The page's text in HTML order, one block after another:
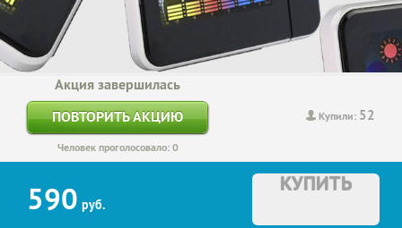
Купили: 52
Акция завершилась
ПОВТОРИТЬ АКЦИЮ
Человек проголосовало: 0
590 руб.
КУПИТЬ